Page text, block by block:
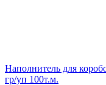
Наполнитель для
гр/уп 100т.м.